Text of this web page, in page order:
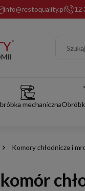
info@restoquality.pl 12
mechaniczna
Komory chłodnicze i